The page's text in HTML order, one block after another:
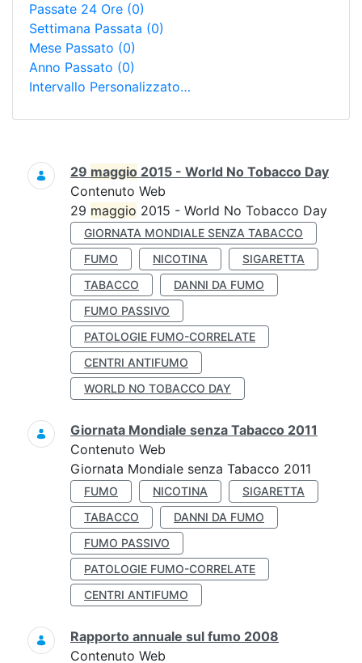
Passate 24 Ore (0)
Settimana Passata (0)
Mese Passato (0)
Anno Passato (0)
Intervallo Personalizzato…
Ricerca
29 maggio 2015 - World No Tobacco Day
Contenuto Web
29 maggio 2015 - World No Tobacco Day
GIORNATA MONDIALE SENZA TABACCO
FUMO
NICOTINA
SIGARETTA
TABACCO
DANNI DA FUMO
FUMO PASSIVO
PATOLOGIE FUMO-CORRELATE
CENTRI ANTIFUMO
WORLD NO TOBACCO DAY
Giornata Mondiale senza Tabacco 2011
Contenuto Web
Giornata Mondiale senza Tabacco 2011
FUMO NICOTINA
SIGARETTA
TABACCO
DANNI DA FUMO
FUMO PASSIVO
PATOLOGIE FUMO-CORRELATE
CENTRI ANTIFUMO
Rapporto annuale sul fumo 2008
Contenuto Web